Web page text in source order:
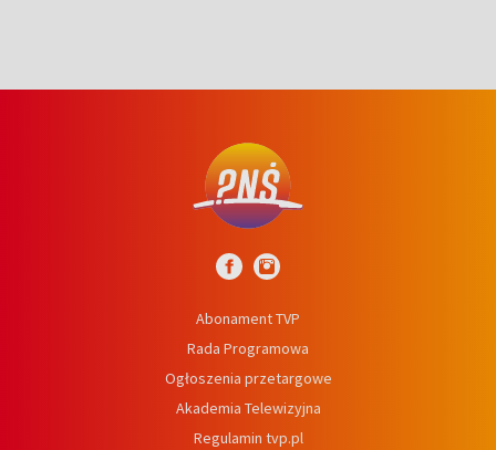
Abonament TVP
Rada Programowa
Ogłoszenia przetargowe
Akademia Telewizyjna
Regulamin tvp.pl